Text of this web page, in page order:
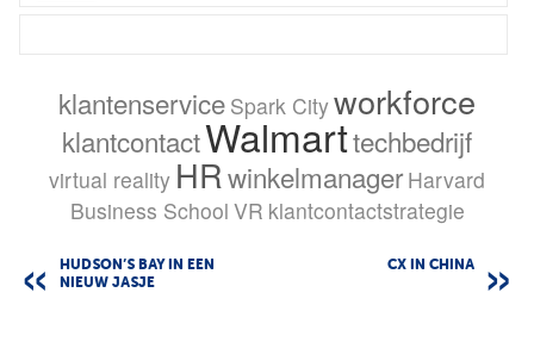
klantenservice Spark Cityworkforce
klantcontactWalmarttechbedrijf
virtual reality HRwinkelmanager Harvard
Business School VR klantcontactstrategie
HUDSON’S BAY IN EEN
NIEUW JASJE
CX IN CHINA